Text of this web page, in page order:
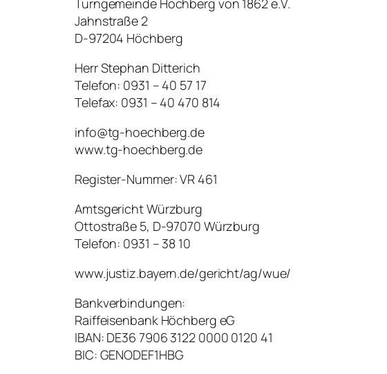
Turngemeinde Höchberg von 1862 e.V.
Jahnstraße 2
D-97204 Höchberg
Herr Stephan Ditterich
Telefon: 0931 – 40 57 17
Telefax: 0931 – 40 470 814
info@tg-hoechberg.de
www.tg-hoechberg.de
Register-Nummer: VR 461
Amtsgericht Würzburg
Ottostraße 5, D-97070 Würzburg
Telefon: 0931 – 38 10
www.justiz.bayern.de/gericht/ag/wue/
Bankverbindungen:
Raiffeisenbank Höchberg eG
IBAN: DE36 7906 3122 0000 0120 41
BIC: GENODEF1HBG